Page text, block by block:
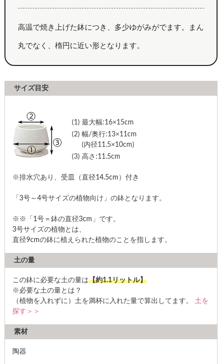
高温で焼き上げた鉢につき、多少ゆがみがでます。まん
丸でなく、楕円に近い形となります。
サイズ目安
(1) 最大幅:16×15cm
(2) 幅/奥行:13×11cm
(内径11.5×10cm)
(3) 高さ:11.5cm
※排水穴あり、受皿（直径14.5cm）付き
「3号～4号サイズの植物向け」の鉢となります。
※※「1号＝鉢の直径3cm」です。
3号サイズの植物とは、
直径9cmの鉢に植えられた植物のことを指します。
土の量
この鉢に必要な土の量は【約1.1リットル】
※必要な土の量とは？
（植物を入れずに）土を満杯に入れた量で算出してます。 土を
探す＞＞
素材
陶器